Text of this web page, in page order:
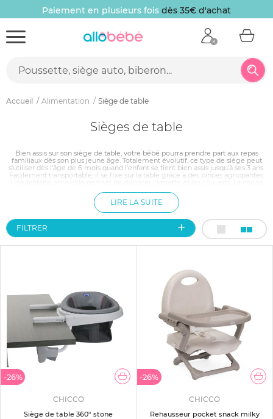
Paiement en plusieurs fois dès 35€ d'achat
Accueil Alimentation Siège de table
Sièges de table
Bien assis sur son siège de table, votre bébé pourra prendre part aux repas
familiaux dès son plus jeune âge. Totalement évolutif, ce type de siège peut
s'utiliser dès l'âge de 6 mois quand l'enfant se tient bien assis jusqu'à ses 3 ans.
Facilement transportable, il se fixe sur la table grâce à des pinces agrippantes.
tout en le laissant libre de ses mouvements.
LIRE LA SUITE
FILTRER
-26%
CHICCO
Siège de table 360° stone
-26%
CHICCO
Rehausseur pocket snack milky